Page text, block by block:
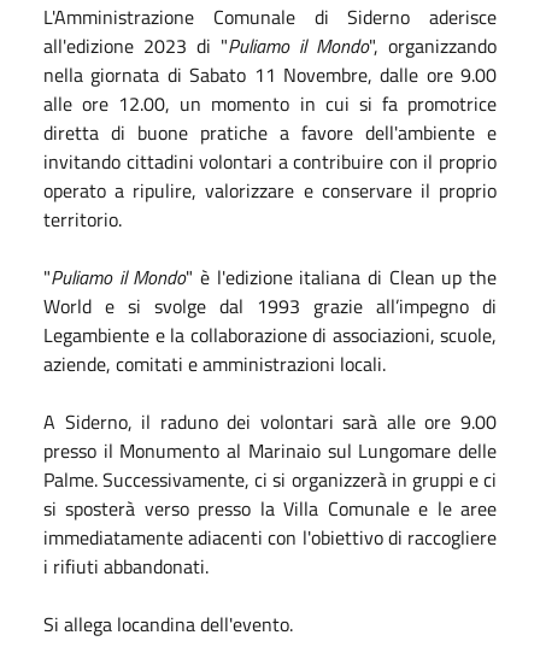
L'Amministrazione Comunale di Siderno aderisce
all'edizione 2023 di "Puliamo il Mondo", organizzando
nella giornata di Sabato 11 Novembre, dalle ore 9.00
alle ore 12.00, un momento in cui si fa promotrice
diretta di buone pratiche a favore dell'ambiente e
invitando cittadini volontari a contribuire con il proprio
operato a ripulire, valorizzare e conservare il proprio
territorio.
"Puliamo il Mondo" è l'edizione italiana di Clean up the
World e si svolge dal 1993 grazie all’impegno di
Legambiente e la collaborazione di associazioni, scuole,
aziende, comitati e amministrazioni locali.
A Siderno, il raduno dei volontari sarà alle ore 9.00
presso il Monumento al Marinaio sul Lungomare delle
Palme. Successivamente, ci si organizzerà in gruppi e ci
si sposterà verso presso la Villa Comunale e le aree
immediatamente adiacenti con l'obiettivo di raccogliere
i rifiuti abbandonati.
Si allega locandina dell'evento.